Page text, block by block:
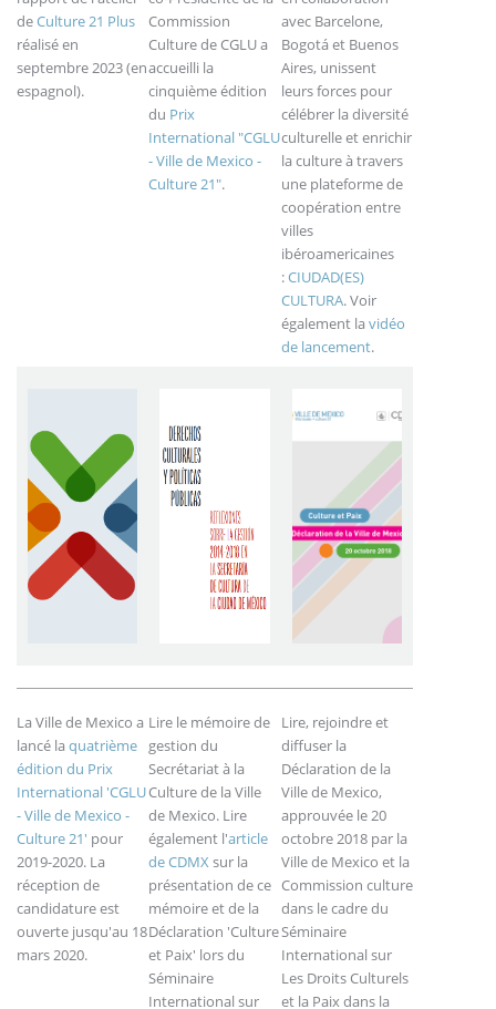
deCulture 21 Plus
réalisé en
septembre 2023 (en
espagnol).
Commission
Culture de CGLU a
accueilli la
cinquième édition
du Prix
International "CGLU
- Ville de Mexico -
Culture 21".
avec Barcelone,
Bogotá et Buenos
Aires, unissent
leurs forces pour
célébrer la diversité
culturelle et enrichir
la culture à travers
une plateforme de
coopération entre
villes
ibéroamericaines
:CIUDAD(ES)
CULTURA. Voir
également la vidéo
de lancement.
La Ville de Mexico a
lancé la quatrième
édition du Prix
International 'CGLU
- Ville de Mexico -
Culture 21' pour
2019-2020. La
réception de
candidature est
ouverte jusqu'au 18
mars 2020.
Lire le mémoire de
gestion du
Secrétariat à la
Culture de la Ville
de Mexico. Lire
également l'article
de CDMXsur la
présentation de ce
mémoire et de la
Déclaration 'Culture
et Paix' lors du
Séminaire
International sur
Lire, rejoindre et
diffuser la
Déclaration de la
Ville de Mexico,
approuvée le 20
octobre 2018 par la
Ville de Mexico et la
Commission culture
dans le cadre du
Séminaire
International sur
Les Droits Culturels
et la Paix dans la